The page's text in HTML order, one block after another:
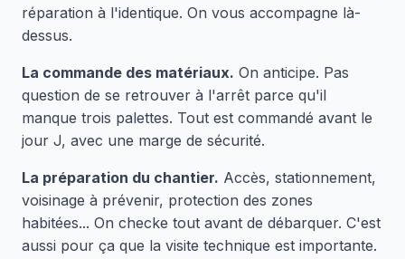
réparation à l'identique. On vous accompagne là-
dessus.
La commande des matériaux. On anticipe. Pas
question de se retrouver à l'arrêt parce qu'il
manque trois palettes. Tout est commandé avant le
jour J, avec une marge de sécurité.
La préparation du chantier. Accès, stationnement,
voisinage à prévenir, protection des zones
habitées... On checke tout avant de débarquer. C'est
aussi pour ça que la visite technique est importante.